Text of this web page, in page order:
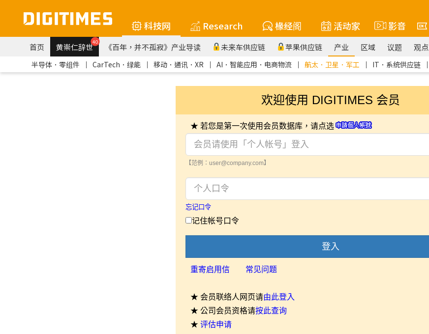
科技网 Research 椽经阁 活动家 影音
首页 黄崇仁辞世40 《百年，并不孤寂》产业导读 未来车供应链 苹果供应链 产业 区域 议题 观点
半导体．零组件 ｜ CarTech．绿能 ｜ 移动．通讯．XR ｜ AI．智能应用．电商物流 ｜ 航太．卫星．军工 ｜ IT．系统供应链 ｜
欢迎使用 DIGITIMES 会员
★ 若您是第一次使用会员数据库，请点选
【范例：user@company.com】
忘记口令
记住帐号口令
登入
重寄启用信 常见问题
★ 会员联络人网页请由此登入
★ 公司会员资格请按此查询
★ 评估申请